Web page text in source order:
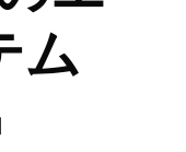
ム